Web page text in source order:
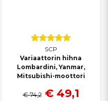
SCP
Variaattorin hihna
Lombardini, Yanmar,
Mitsubishi-moottori
€ 74,2 € 49,1